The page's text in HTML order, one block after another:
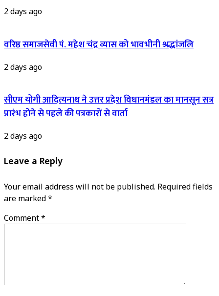
2 days ago
वरिष्ठ समाजसेवी पं. महेश चंद्र व्यास को भावभीनी श्रद्धांजलि
2 days ago
सीएम योगी आदित्यनाथ ने उत्तर प्रदेश विधानमंडल का मानसून सत्र
प्रारंभ होने से पहले की पत्रकारों से वार्ता
2 days ago
Leave a Reply
Your email address will not be published. Required fields
are marked*
Comment*